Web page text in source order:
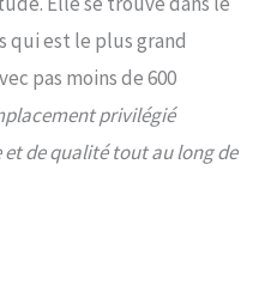
qui est le plus grand
pas moins de 600
privilégié
de qualité tout au long de